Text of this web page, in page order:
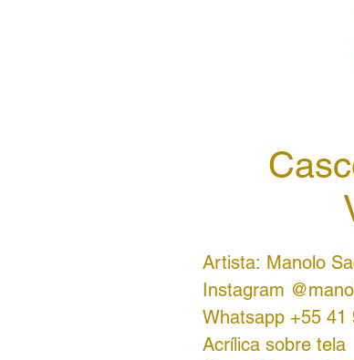
Artista: Manolo
Instagram
Whatsapp +55 41
Acrílica sobre tela